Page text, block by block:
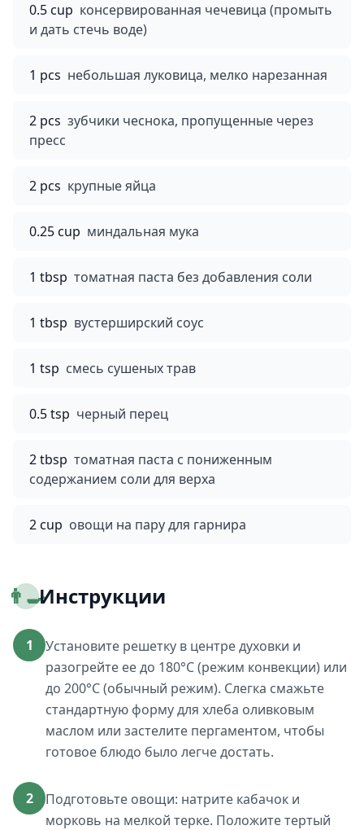
0.5 cup консервированная чечевица (промыть
и дать стечь воде)
1 pcs небольшая луковица, мелко нарезанная
2 pcs зубчики чеснока, пропущенные через
пресс
2 pcs крупные яйца
0.25 cup миндальная мука
1 tbsp томатная паста без добавления соли
1 tbsp вустерширский соус
1 tsp смесь сушеных трав
0.5 tsp черный перец
2 tbsp томатная паста с пониженным
содержанием соли для верха
2 cup овощи на пару для гарнира
👨‍🍳Инструкции
1
Установите решетку в центре духовки и
разогрейте ее до 180°C (режим конвекции) или
до 200°C (обычный режим). Слегка смажьте
стандартную форму для хлеба оливковым
маслом или застелите пергаментом, чтобы
готовое блюдо было легче достать.
2
Подготовьте овощи: натрите кабачок и
морковь на мелкой терке. Положите тертый